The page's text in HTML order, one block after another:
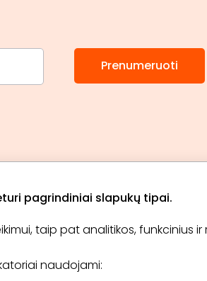
pagrindiniai slapukų tipai.
taip pat analitikos, funkcinius ir
naudojami:
Prenumeruoti
TINKLARAŠTIS